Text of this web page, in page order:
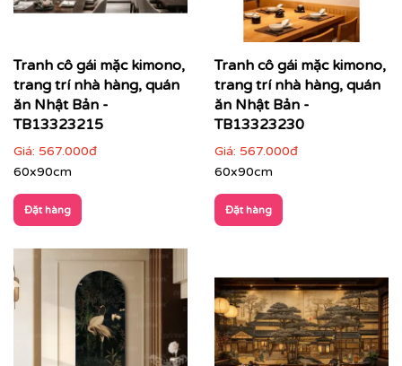
Tranh cô gái mặc kimono,
trang trí nhà hàng, quán
ăn Nhật Bản -
TB13323215
Giá: 567.000đ
60x90cm
Đặt hàng
Tranh cô gái mặc kimono,
trang trí nhà hàng, quán
ăn Nhật Bản -
TB13323230
Giá: 567.000đ
60x90cm
Đặt hàng